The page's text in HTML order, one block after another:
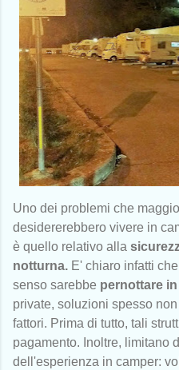
Uno dei problemi che
desidererebbero vivere in
è quello relativo alla
notturna. E' chiaro infatti
senso sarebbe pernottare
private, soluzioni spesso
fattori. Prima di tutto, tali
pagamento. Inoltre, limitano
dell'esperienza in camper: